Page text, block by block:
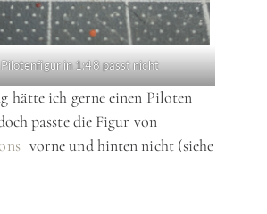
in 1:48 passt nicht
hätte ich gerne einen Piloten
passte die Figur von
vorne und hinten nicht (siehe